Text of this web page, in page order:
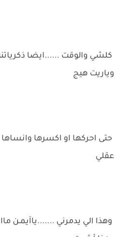
كلشي والوقت ......ايضا
وياريت هيج
حتى احركها او اكسرها
عقلي
وهذا الي يدمرني .......ياآيمـن